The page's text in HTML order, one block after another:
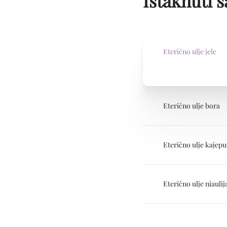
Eterično ulje jele
Eterično ulje bora
Eterično ulje
Eterično ulje